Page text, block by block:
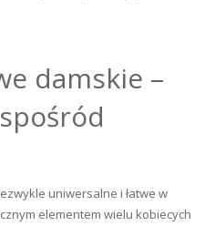
damskie –
uniwersalne i łatwe w
elementem wielu kobiecych